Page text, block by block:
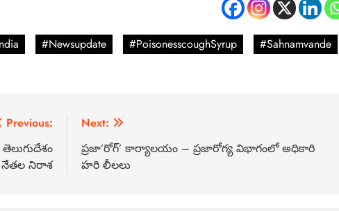
#Newsupdate #PoisonesscoughSyrup
#Sahnamvande
Previous:
నేతల నిరాశ
Next:
ప్రజా’రోగ్’ కార్యాలయం – ప్రజారోగ్య విభాగంలో అధికారి
హరి లీలలు